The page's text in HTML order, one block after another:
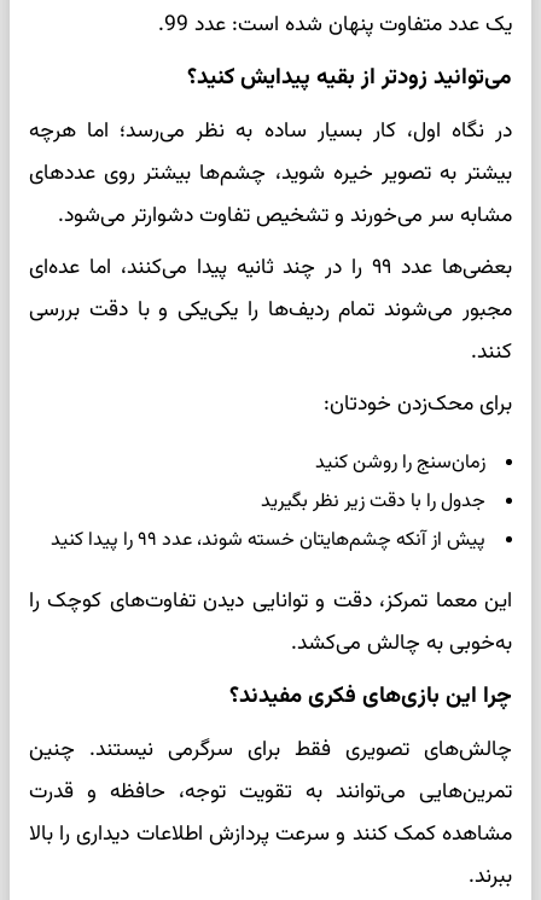
یک عدد متفاوت پنهان شده است: عدد 99.
می‌توانید زودتر از بقیه پیدایش کنید؟
در نگاه اول، کار بسیار ساده به نظر می‌رسد؛ اما هرچه
بیشتر به تصویر خیره شوید، چشم‌ها بیشتر روی عددهای
مشابه سر می‌خورند و تشخیص تفاوت دشوارتر می‌شود.
بعضی‌ها عدد ۹۹ را در چند ثانیه پیدا می‌کنند، اما عده‌ای
مجبور می‌شوند تمام ردیف‌ها را یکی‌یکی و با دقت بررسی
کنند.
برای محک‌زدن خودتان:
زمان‌سنج را روشن کنید
جدول را با دقت زیر نظر بگیرید
پیش از آنکه چشم‌هایتان خسته شوند، عدد ۹۹ را پیدا کنید
این معما تمرکز، دقت و توانایی دیدن تفاوت‌های کوچک را
به‌خوبی به چالش می‌کشد.
چرا این بازی‌های فکری مفیدند؟
چالش‌های تصویری فقط برای سرگرمی نیستند. چنین
تمرین‌هایی می‌توانند به تقویت توجه، حافظه و قدرت
مشاهده کمک کنند و سرعت پردازش اطلاعات دیداری را بالا
ببرند.